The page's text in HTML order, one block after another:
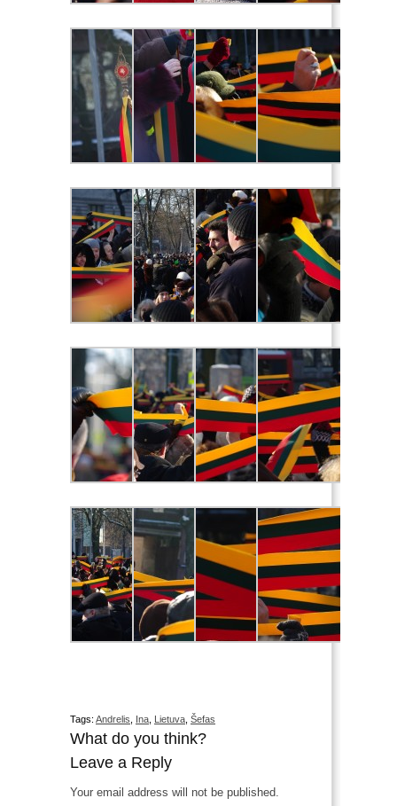
Tags: Andrelis Ina Lietuva Šefas
What do you think?
Leave a Reply
Your email address will not be published.